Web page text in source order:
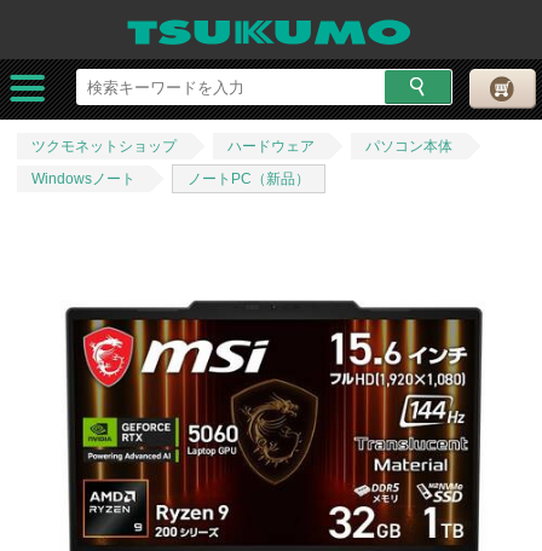
ツクモネットショップ ハードウェア
パソコン本体
Windowsノート
ノートPC（新品）